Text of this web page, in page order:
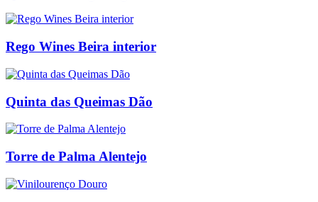
Rego Wines Beira interior
Quinta das Queimas Dão
Torre de Palma Alentejo